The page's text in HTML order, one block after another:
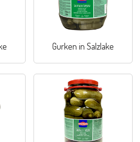
Gurken in Salzlake